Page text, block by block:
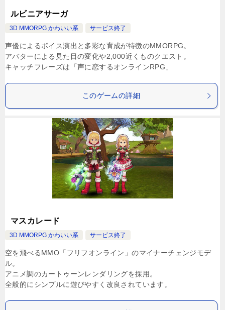
ルビニアサーガ
3D MMORPG かわいい系 サービス終了
声優によるボイス演出と多彩な育成が特徴のMMORPG。
アバターによる見た目の変化や2,000近くものクエスト。
キャッチフレーズは「声に恋するオンラインRPG」
このゲームの詳細
マスカレード
3D MMORPG かわいい系 サービス終了
空を飛べるMMO「フリフオンライン」のマイナーチェンジモデ
ル。
アニメ調のカートゥーンレンダリングを採用。
全般的にシンプルに遊びやすく改良されています。